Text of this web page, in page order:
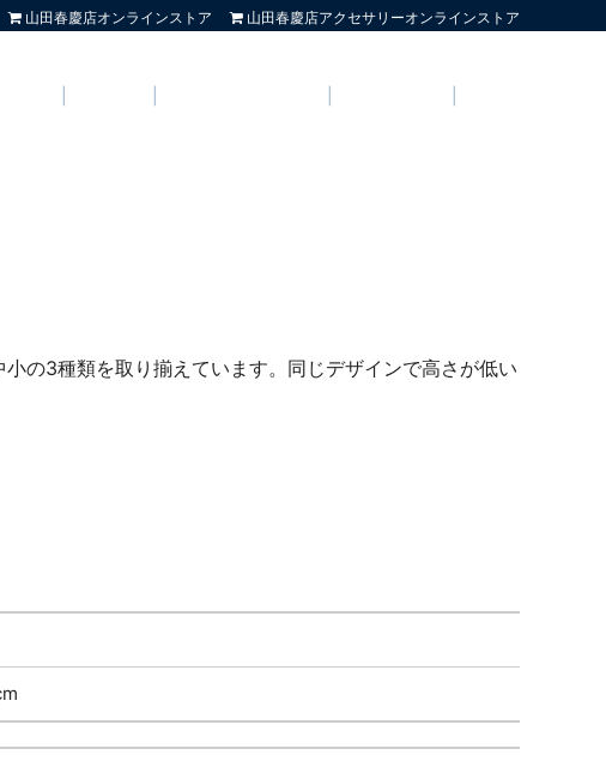
山田春慶店オンラインストア 山田春慶店アクセサリーオンラインストア
の3種類を取り揃えています。同じデザインで高さが低い